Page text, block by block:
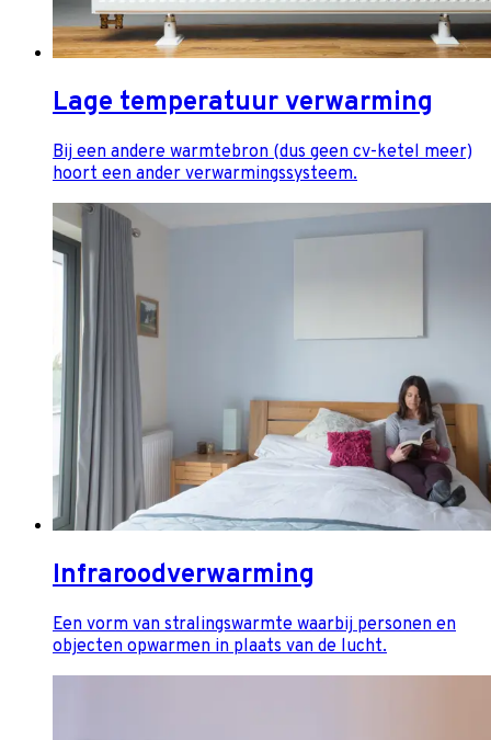
Lage temperatuur verwarming
Bij een andere warmtebron (dus geen cv-ketel meer)
hoort een ander verwarmingssysteem.
Infraroodverwarming
Een vorm van stralingswarmte waarbij personen en
objecten opwarmen in plaats van de lucht.